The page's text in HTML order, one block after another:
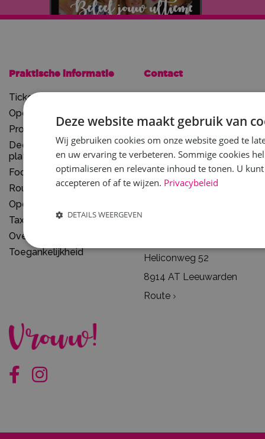
Praktische informatie
Tickets
Openingstijden
Programma
Deelnemerslijst en
plattegrond
Food & drinks
Route en parkeren
Openbaar vervoer
Taxi / Kiss & Ride
Overnachten
Toegankelijkheid
Contact
Bezoekadres beurzen
Fryslânplein/Stadionplein
8914 BX Leeuwarden
Heliconweg 52
8914 AT Leeuwarden
Route
Deze website maakt gebruik van
Wij gebruiken cookies om onze website goed te
en uw ervaring te verbeteren. Sommige cookies
optimaliseren en relevante inhoud te tonen. U
accepteren of af te wijzen. Privacybeleid
DETAILS WEERGEVEN